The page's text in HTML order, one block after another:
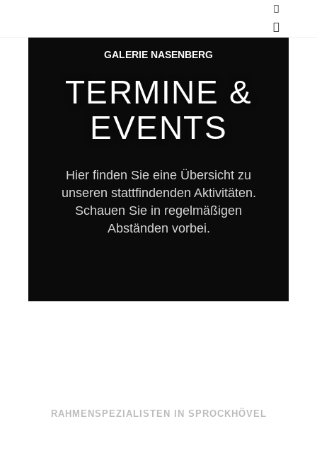
GALERIE NASENBERG
TERMINE &
EVENTS
Hier finden Sie eine Übersicht zu
unseren stattfindenden Aktivitäten.
Schauen Sie in regelmäßigen
Abständen vorbei.
RAHMENSPEZIALISTEN IN SPROCKHÖVEL